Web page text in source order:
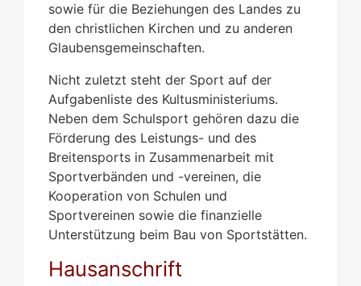
sowie für die Beziehungen des Landes zu
den christlichen Kirchen und zu anderen
Glaubensgemeinschaften.
Nicht zuletzt steht der Sport auf der
Aufgabenliste des Kultusministeriums.
Neben dem Schulsport gehören dazu die
Förderung des Leistungs- und des
Breitensports in Zusammenarbeit mit
Sportverbänden und -vereinen, die
Kooperation von Schulen und
Sportvereinen sowie die finanzielle
Unterstützung beim Bau von Sportstätten.
Hausanschrift